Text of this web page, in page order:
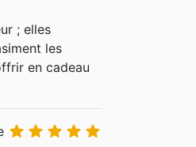
organise des
et anime
and
être de la
qui lui
; elles
les
en cadeau
    